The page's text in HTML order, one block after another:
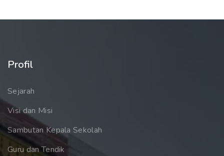
Profil
Sejarah
Visi dan Misi
Sambutan Kepala Sekolah
Guru dan Tendik